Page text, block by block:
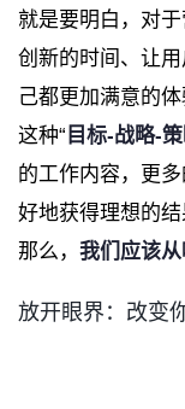
就是要明白，对
创新的时间、让
己都更加满意的体
这种“ 目标-战略-
的工作内容，更多
好地获得理想的结
那么， 我们应该从
放开眼界：改变